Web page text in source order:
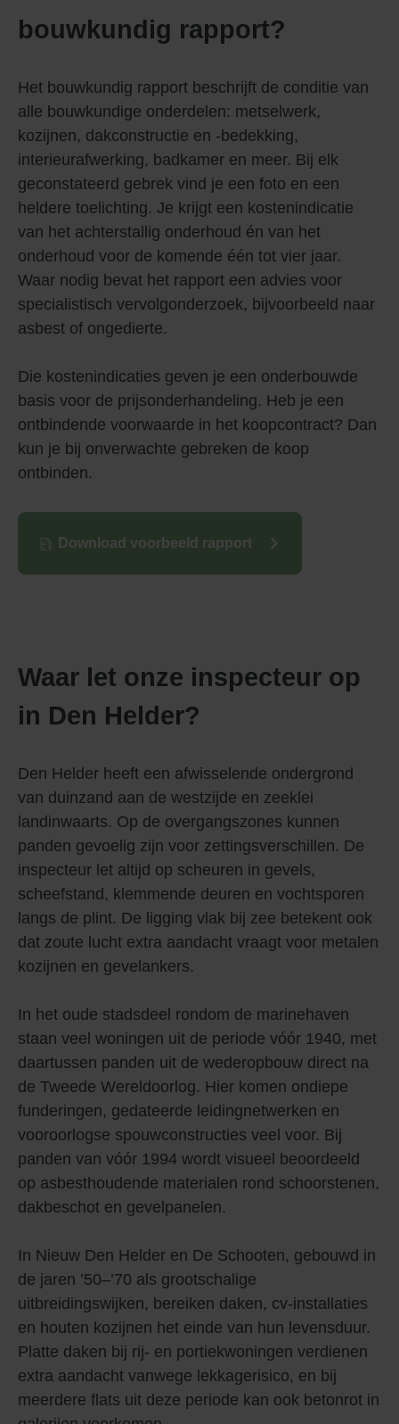
bouwkundig rapport?
Het bouwkundig rapport beschrijft de conditie van
alle bouwkundige onderdelen: metselwerk,
kozijnen, dakconstructie en -bedekking,
interieurafwerking, badkamer en meer. Bij elk
geconstateerd gebrek vind je een foto en een
heldere toelichting. Je krijgt een kostenindicatie
van het achterstallig onderhoud én van het
onderhoud voor de komende één tot vier jaar.
Waar nodig bevat het rapport een advies voor
specialistisch vervolgonderzoek, bijvoorbeeld naar
asbest of ongedierte.
Die kostenindicaties geven je een onderbouwde
basis voor de prijsonderhandeling. Heb je een
ontbindende voorwaarde in het koopcontract? Dan
kun je bij onverwachte gebreken de koop
ontbinden.
Download voorbeeld rapport
Waar let onze inspecteur op
in Den Helder?
Den Helder heeft een afwisselende ondergrond
van duinzand aan de westzijde en zeeklei
landinwaarts. Op de overgangszones kunnen
panden gevoelig zijn voor zettingsverschillen. De
inspecteur let altijd op scheuren in gevels,
scheefstand, klemmende deuren en vochtsporen
langs de plint. De ligging vlak bij zee betekent ook
dat zoute lucht extra aandacht vraagt voor metalen
kozijnen en gevelankers.
In het oude stadsdeel rondom de marinehaven
staan veel woningen uit de periode vóór 1940, met
daartussen panden uit de wederopbouw direct na
de Tweede Wereldoorlog. Hier komen ondiepe
funderingen, gedateerde leidingnetwerken en
vooroorlogse spouwconstructies veel voor. Bij
panden van vóór 1994 wordt visueel beoordeeld
op asbesthoudende materialen rond schoorstenen,
dakbeschot en gevelpanelen.
In Nieuw Den Helder en De Schooten, gebouwd in
de jaren ’50–’70 als grootschalige
uitbreidingswijken, bereiken daken, cv-installaties
en houten kozijnen het einde van hun levensduur.
Platte daken bij rij- en portiekwoningen verdienen
extra aandacht vanwege lekkagerisico, en bij
meerdere flats uit deze periode kan ook betonrot in